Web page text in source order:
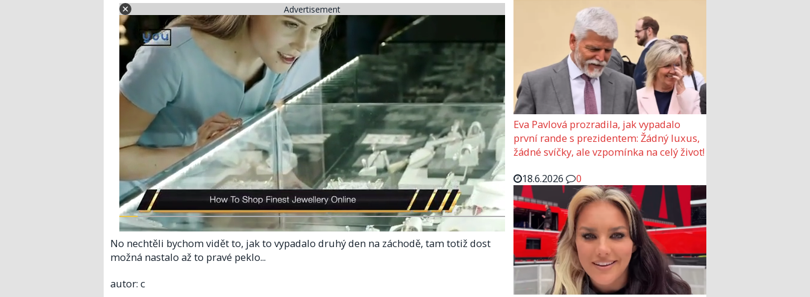
Advertisement
No nechtěli bychom vidět to, jak to vypadalo druhý den na záchodě, tam totiž dost
možná nastalo až to pravé peklo...
autor: c
Eva Pavlová prozradila, jak vypadalo
první rande s prezidentem: Žádný luxus,
žádné svíčky, ale vzpomínka na celý život!
18.6.2026
0